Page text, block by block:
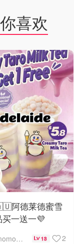
喜欢
阿德莱德蜜雪
一送一💜
澳洲momo爱吃 13 2